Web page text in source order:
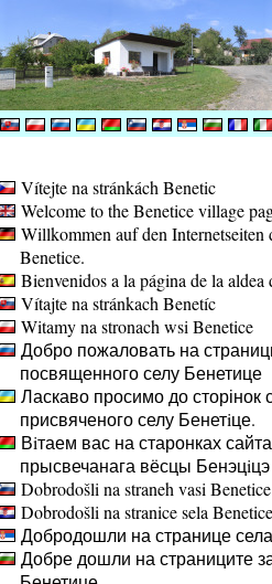
Vítejte na stránkách Benetic
Welcome to the Benetice village
Willkommen auf den Internetseiten
Benetice.
Bienvenidos a la página de la aldea
Vítajte na stránkach Benetíc
Witamy na stronach wsi Benetice
Добро пожаловать на
посвященного селу Бенетице
Ласкаво просимо до сторінок
присвяченого селу Бенетiце.
Вiтаем вас на старонках
прысвечанага вёсцы Бенэцiцэ
Dobrodošli na straneh vasi Benetice
Dobrodošli na stranice sela Benetice
Добродошли на странице
Добре дошли на страниците